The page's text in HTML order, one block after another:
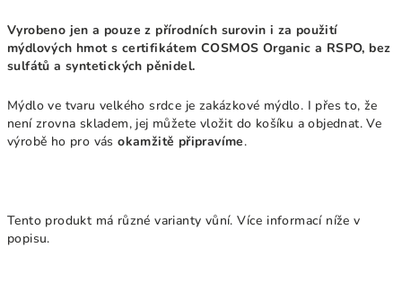
Vyrobeno jen a pouze z přírodních surovin i za použití
mýdlových hmot s certifikátem COSMOS Organic a RSPO, bez
sulfátů a syntetických pěnidel.
Mýdlo ve tvaru velkého srdce je zakázkové mýdlo. I přes to, že
není zrovna skladem, jej můžete vložit do košíku a objednat. Ve
výrobě ho pro vásokamžitě připravíme.
Tento produkt má různé varianty vůní. Více informací níže v
popisu.